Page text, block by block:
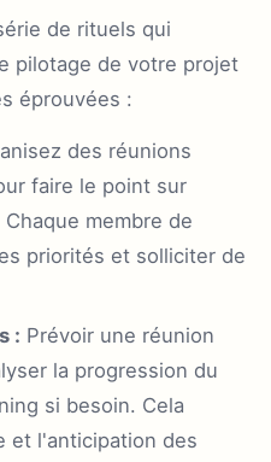
de rituels qui
pilotage de votre projet
éprouvées :
des réunions
faire le point sur
membre de
priorités et solliciter de
: Prévoir une réunion
la progression du
si besoin. Cela
et l'anticipation des